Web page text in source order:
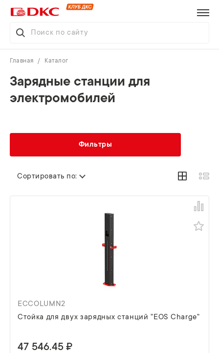
Главная Каталог
Зарядные станции для
электромобилей
Фильтры
Сортировать по:
ECCOLUMN2
Стойка для двух зарядных станций "EOS Charge"
47 546.45 ₽